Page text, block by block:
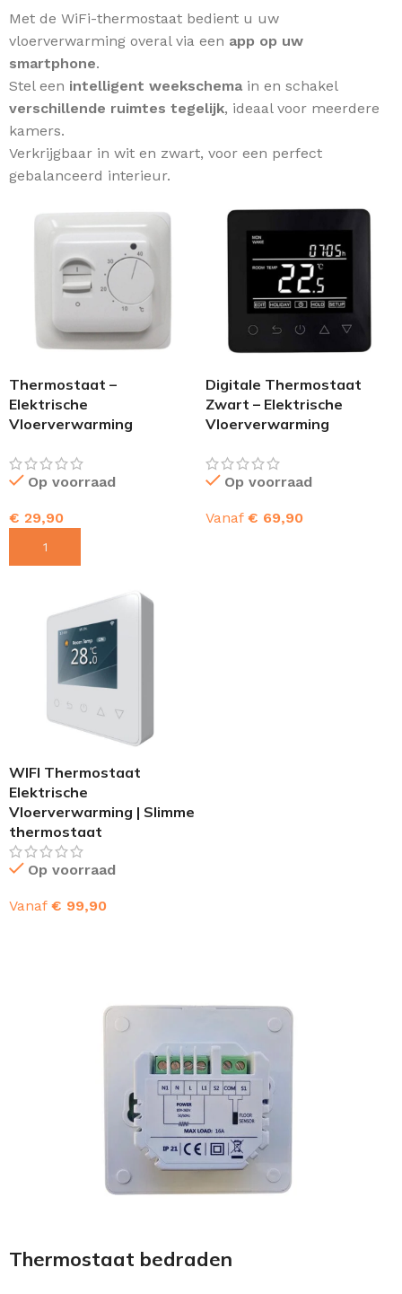
Met de WiFi-thermostaat bedient u uw
vloerverwarming overal via een app op uw
smartphone.
Stel een intelligent weekschema in en schakel
verschillende ruimtes tegelijk, ideaal voor meerdere
kamers.
Verkrijgbaar in wit en zwart, voor een perfect
gebalanceerd interieur.
Thermostaat –
Elektrische
Vloerverwarming
Op voorraad
€ 29,90
Digitale Thermostaat
Zwart – Elektrische
Vloerverwarming
Op voorraad
Vanaf € 69,90
WIFI Thermostaat
Elektrische
Vloerverwarming | Slimme
thermostaat
Op voorraad
Vanaf € 99,90
Thermostaat bedraden